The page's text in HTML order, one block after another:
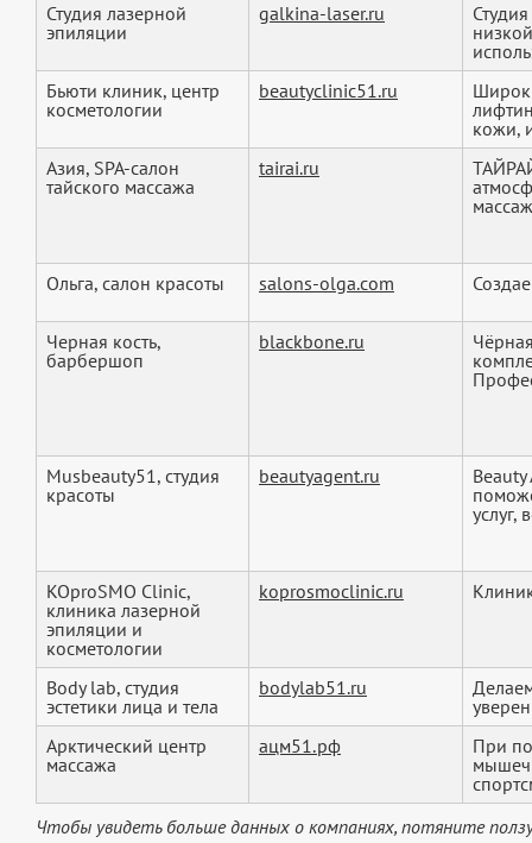
Студия лазерной
эпиляции
galkina-laser.ru
Бьюти клиник, центр
косметологии
beautyclinic51.ru
кожи,
Азия, SPA-салон
тайского массажа
tairai.ru
Ольга, салон красоты salons-olga.com
Черная кость,
барбершоп
blackbone.ru
Musbeauty51, студия
красоты
beautyagent.ru
услуг,
KOproSMO Clinic,
клиника лазерной
эпиляции и
косметологии
koprosmoclinic.ru
Body lab, студия
эстетики лица и тела
bodylab51.ru
Арктический центр
массажа
ацм51.рф
При
Чтобы увидеть больше данных о компаниях, потяните